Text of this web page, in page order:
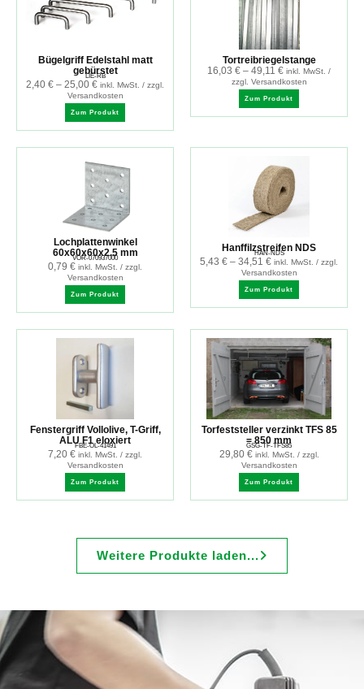
Bügelgriff Edelstahl matt
gebürstet
LIE-RB
2,40 € – 25,00 € inkl. MwSt. / zzgl.
Versandkosten
Zum Produkt
Tortreibriegelstange
16,03 € – 49,11 € inkl. MwSt. /
zzgl. Versandkosten
Zum Produkt
Lochplattenwinkel
60x60x60x2.5 mm
VOR-070937000
0,79 € inkl. MwSt. / zzgl.
Versandkosten
Zum Produkt
Hanffilzstreifen NDS
HAN-NDS
5,43 € – 34,51 € inkl. MwSt. / zzgl.
Versandkosten
Zum Produkt
Fenstergriff Vollolive, T-Griff,
ALU F1 eloxiert
FBE-OL-41491
7,20 € inkl. MwSt. / zzgl.
Versandkosten
Zum Produkt
Torfeststeller verzinkt TFS 85
= 850 mm
GSG-TF-TFS85
29,80 € inkl. MwSt. / zzgl.
Versandkosten
Zum Produkt
Weitere Produkte laden...